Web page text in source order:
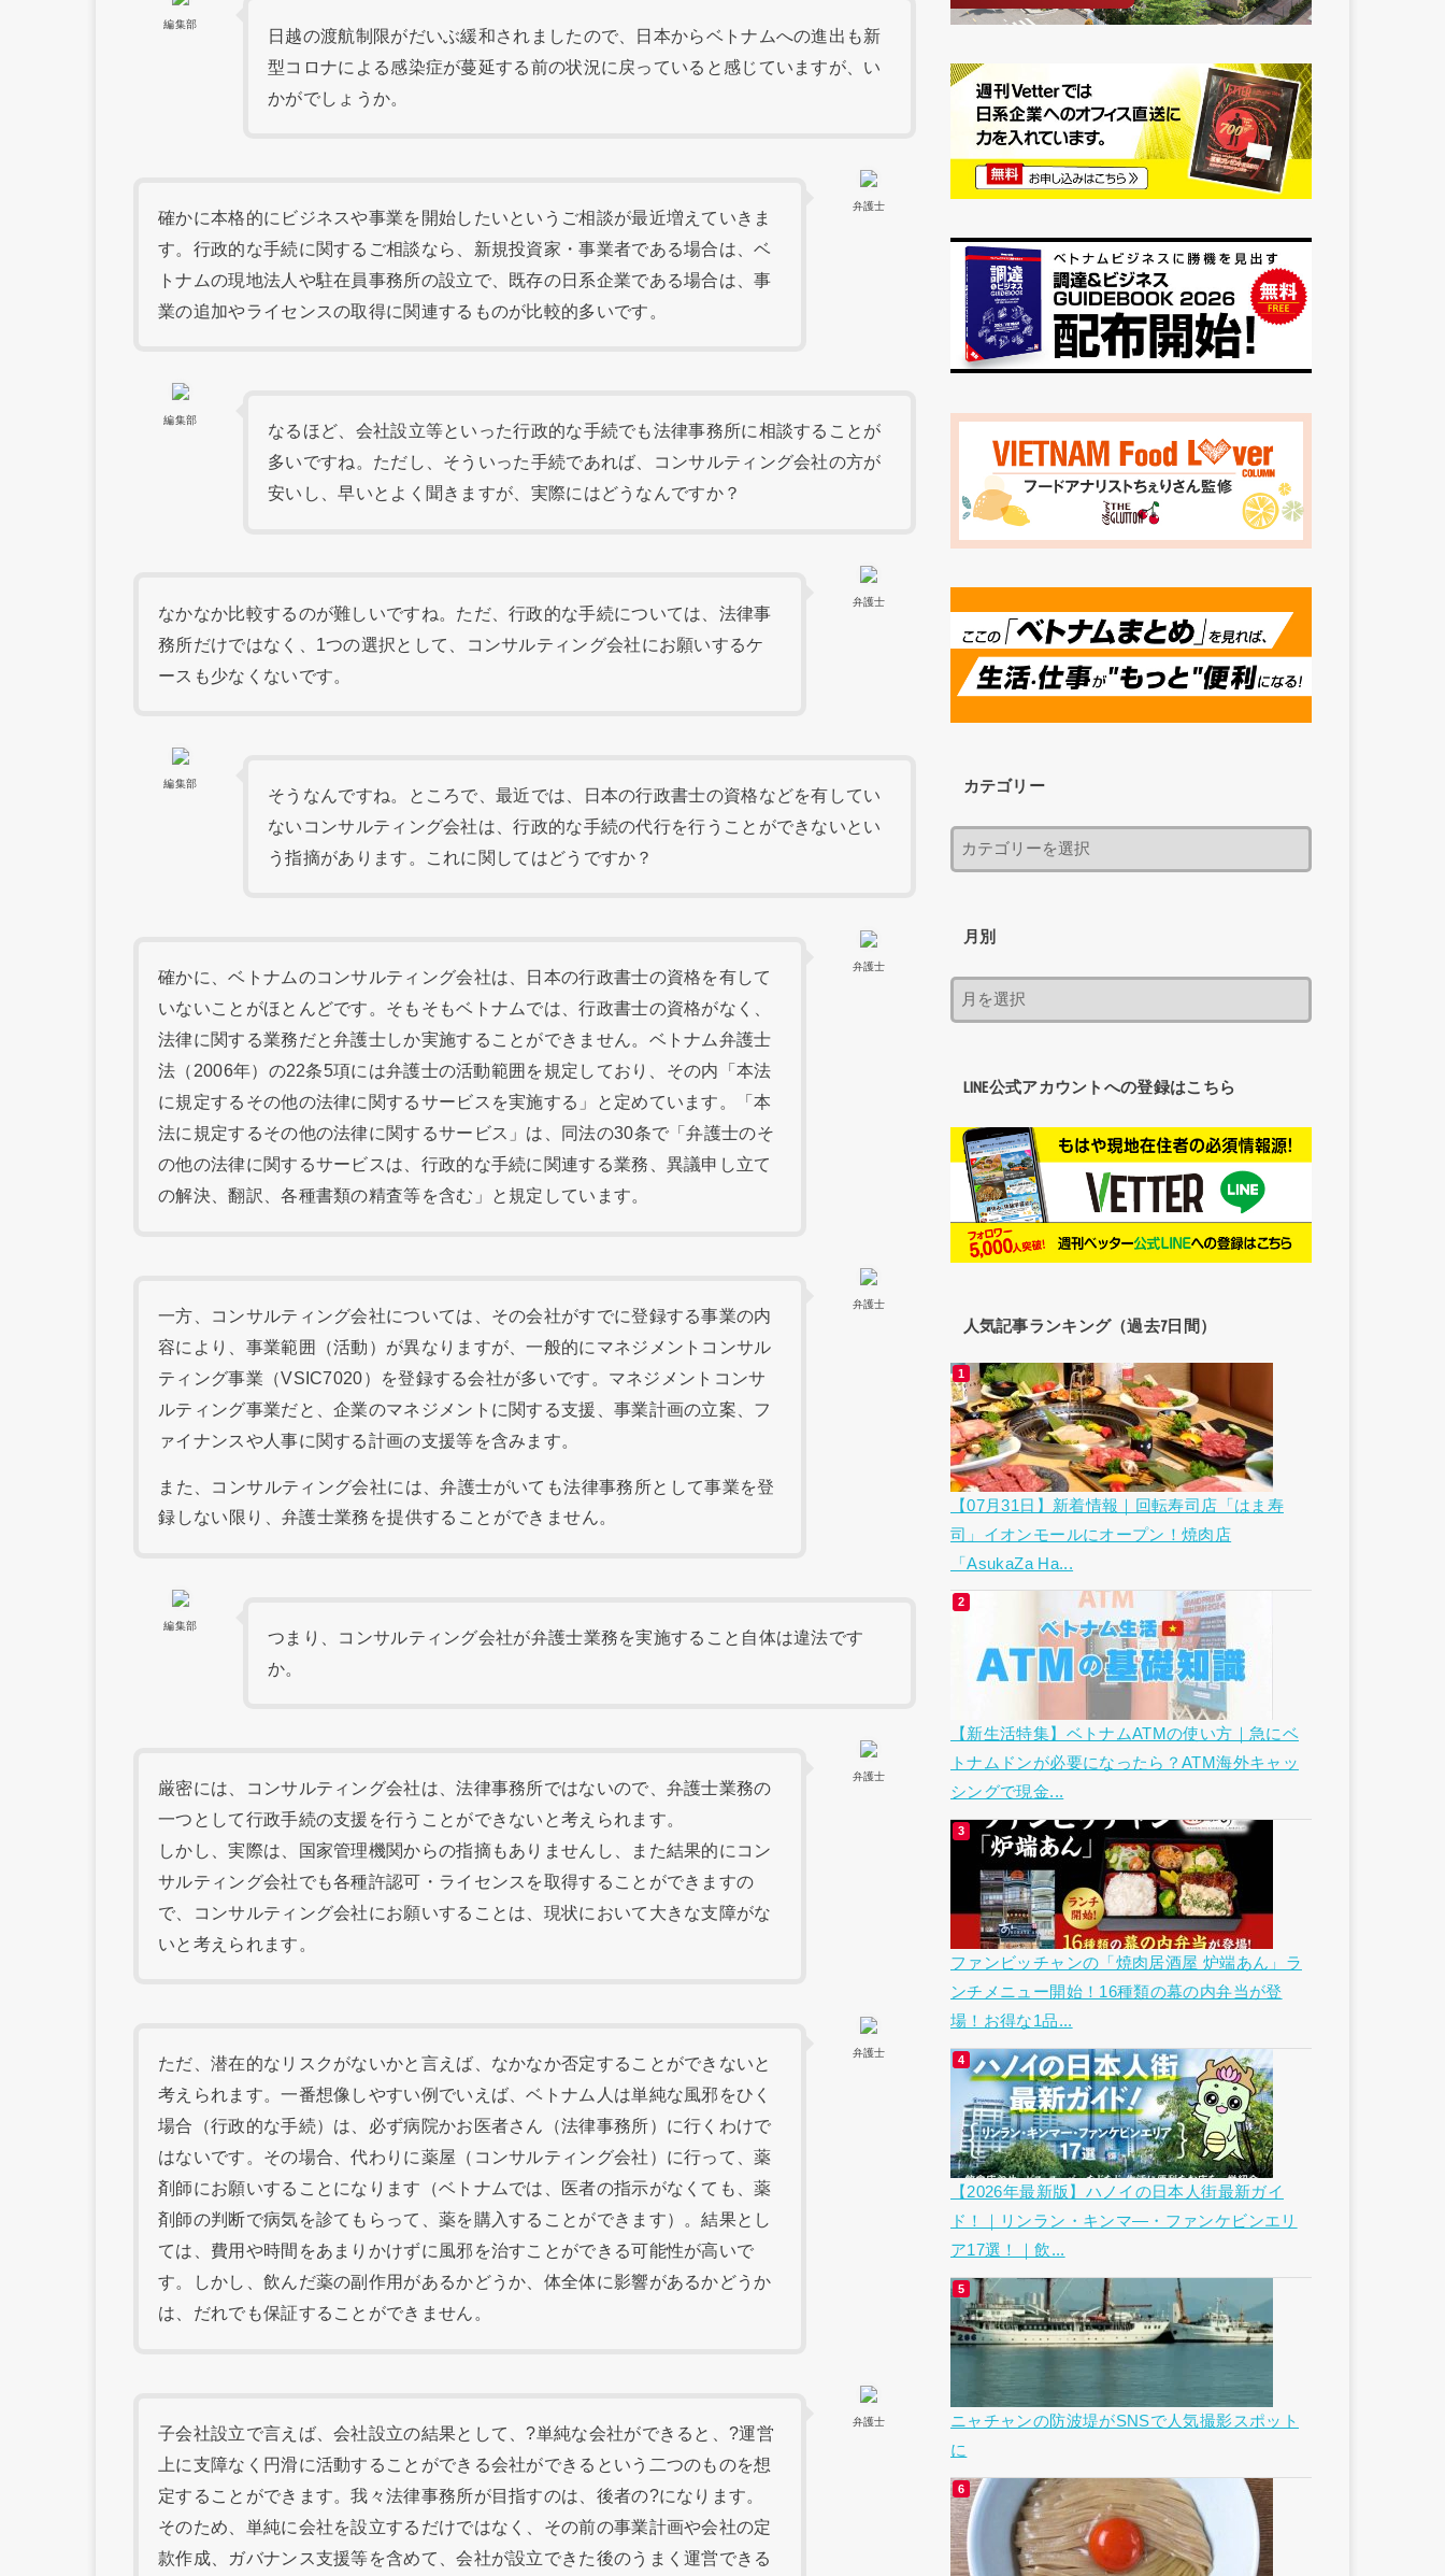
編集部
日越の渡航制限がだいぶ緩和されましたので、日本からベトナムへの進出も新
型コロナによる感染症が蔓延する前の状況に戻っていると感じていますが、い
かがでしょうか。
弁護士
確かに本格的にビジネスや事業を開始したいというご相談が最近増えていきま
す。行政的な手続に関するご相談なら、新規投資家・事業者である場合は、ベ
トナムの現地法人や駐在員事務所の設立で、既存の日系企業である場合は、事
業の追加やライセンスの取得に関連するものが比較的多いです。
編集部
なるほど、会社設立等といった行政的な手続でも法律事務所に相談することが
多いですね。ただし、そういった手続であれば、コンサルティング会社の方が
安いし、早いとよく聞きますが、実際にはどうなんですか？
弁護士
なかなか比較するのが難しいですね。ただ、行政的な手続については、法律事
務所だけではなく、1つの選択として、コンサルティング会社にお願いするケ
ースも少なくないです。
編集部
そうなんですね。ところで、最近では、日本の行政書士の資格などを有してい
ないコンサルティング会社は、行政的な手続の代行を行うことができないとい
う指摘があります。これに関してはどうですか？
弁護士
確かに、ベトナムのコンサルティング会社は、日本の行政書士の資格を有して
いないことがほとんどです。そもそもベトナムでは、行政書士の資格がなく、
法律に関する業務だと弁護士しか実施することができません。ベトナム弁護士
法（2006年）の22条5項には弁護士の活動範囲を規定しており、その内「本法
に規定するその他の法律に関するサービスを実施する」と定めています。「本
法に規定するその他の法律に関するサービス」は、同法の30条で「弁護士のそ
の他の法律に関するサービスは、行政的な手続に関連する業務、異議申し立て
の解決、翻訳、各種書類の精査等を含む」と規定しています。
弁護士
一方、コンサルティング会社については、その会社がすでに登録する事業の内
容により、事業範囲（活動）が異なりますが、一般的にマネジメントコンサル
ティング事業（VSIC7020）を登録する会社が多いです。マネジメントコンサ
ルティング事業だと、企業のマネジメントに関する支援、事業計画の立案、フ
ァイナンスや人事に関する計画の支援等を含みます。
また、コンサルティング会社には、弁護士がいても法律事務所として事業を登
録しない限り、弁護士業務を提供することができません。
編集部
つまり、コンサルティング会社が弁護士業務を実施すること自体は違法です
か。
弁護士
厳密には、コンサルティング会社は、法律事務所ではないので、弁護士業務の
一つとして行政手続の支援を行うことができないと考えられます。
しかし、実際は、国家管理機関からの指摘もありませんし、また結果的にコン
サルティング会社でも各種許認可・ライセンスを取得することができますの
で、コンサルティング会社にお願いすることは、現状において大きな支障がな
いと考えられます。
弁護士
ただ、潜在的なリスクがないかと言えば、なかなか否定することができないと
考えられます。一番想像しやすい例でいえば、ベトナム人は単純な風邪をひく
場合（行政的な手続）は、必ず病院かお医者さん（法律事務所）に行くわけで
はないです。その場合、代わりに薬屋（コンサルティング会社）に行って、薬
剤師にお願いすることになります（ベトナムでは、医者の指示がなくても、薬
剤師の判断で病気を診てもらって、薬を購入することができます）。結果とし
ては、費用や時間をあまりかけずに風邪を治すことができる可能性が高いで
す。しかし、飲んだ薬の副作用があるかどうか、体全体に影響があるかどうか
は、だれでも保証することができません。
弁護士
子会社設立で言えば、会社設立の結果として、?単純な会社ができると、?運営
上に支障なく円滑に活動することができる会社ができるという二つのものを想
定することができます。我々法律事務所が目指すのは、後者の?になります。
そのため、単純に会社を設立するだけではなく、その前の事業計画や会社の定
款作成、ガバナンス支援等を含めて、会社が設立できた後のうまく運営できる
カテゴリー
月別
LINE公式アカウントへの登録はこちら
人気記事ランキング（過去7日間）
【07月31日】新着情報｜回転寿司店「はま寿
司」イオンモールにオープン！焼肉店
「AsukaZa Ha...
【新生活特集】ベトナムATMの使い方｜急にベ
トナムドンが必要になったら？ATM海外キャッ
シングで現金...
ファンビッチャンの「焼肉居酒屋 炉端あん」ラ
ンチメニュー開始！16種類の幕の内弁当が登
場！お得な1品...
【2026年最新版】ハノイの日本人街最新ガイ
ド！｜リンラン・キンマ―・ファンケビンエリ
ア17選！｜飲...
ニャチャンの防波堤がSNSで人気撮影スポット
に